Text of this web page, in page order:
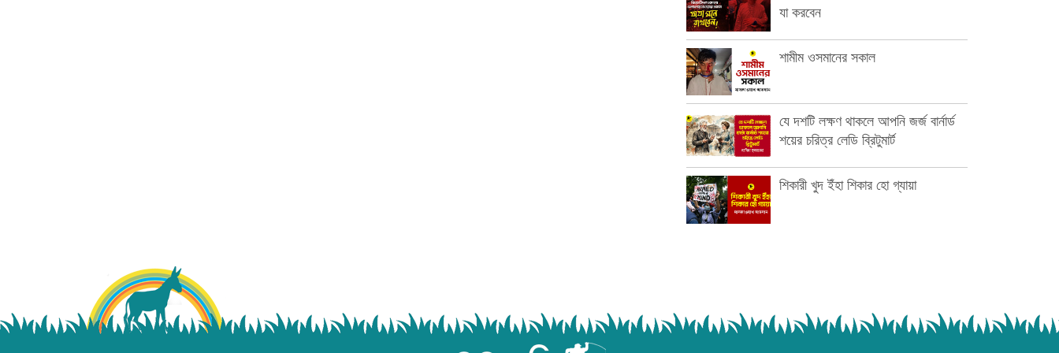
যা করবেন
শামীম ওসমানের সকাল
যে দশটি লক্ষণ থাকলে আপনি জর্জ বার্নার্ড
শয়ের চরিত্র লেডি ব্রিটুমার্ট
শিকারী খুদ ইঁহা শিকার হো গ্যায়া